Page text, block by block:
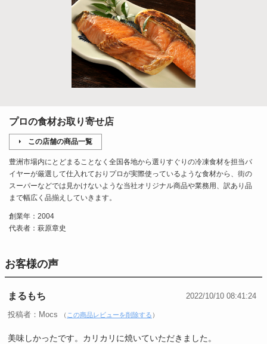
プロの食材お取り寄せ店
この店舗の商品一覧
豊洲市場内にとどまることなく全国各地から選りすぐりの冷凍食材を担当バ
イヤーが厳選して仕入れておりプロが実際使っているような食材から、街の
スーパーなどでは見かけないような当社オリジナル商品や業務用、訳あり品
まで幅広く品揃えしていきます。
創業年：2004
代表者：萩原章史
お客様の声
まるもち 2022/10/10 08:41:24
投稿者：Mocs （ この商品レビューを削除する ）
美味しかったです。カリカリに焼いていただきました。